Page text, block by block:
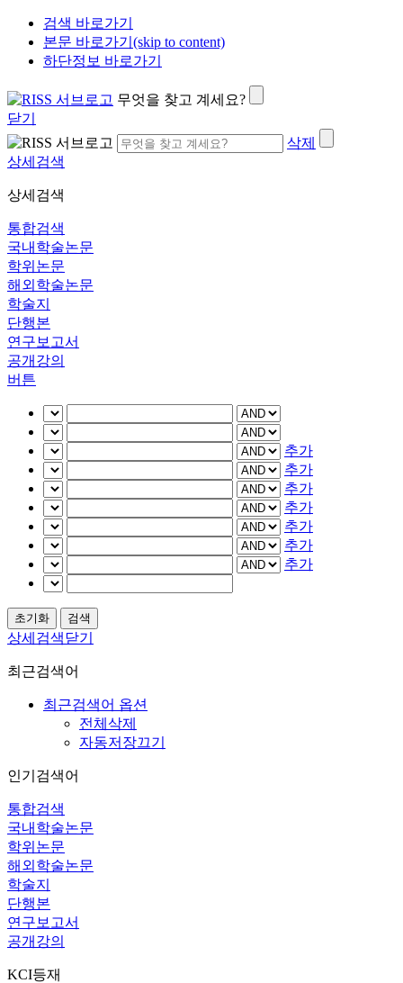
검색 바로가기
본문 바로가기(skip to content)
하단정보 바로가기
무엇을 찾고 계세요?
닫기
삭제
상세검색
상세검색
통합검색
국내학술논문
학위논문
해외학술논문
학술지
단행본
연구보고서
공개강의
버튼
추가
추가
추가
추가
추가
추가
추가
상세검색닫기
최근검색어
최근검색어 옵션
전체삭제
자동저장끄기
인기검색어
통합검색
국내학술논문
학위논문
해외학술논문
학술지
단행본
연구보고서
공개강의
KCI등재